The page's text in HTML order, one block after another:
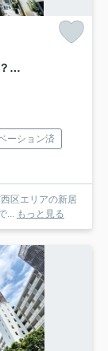
横浜駅が庭っ！そう言いたくはありませんか？この辺りでワンちゃんの散歩をしている方を見かけると、勝ち組やなぁ～ってつい思っちゃう。それが、『藤和シティホームズ桜木町BAY-SCAPE』リノベーション
ーション済
区エリアの新居
... もっと見る